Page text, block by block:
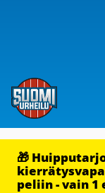
🎁
peliin - vain 1